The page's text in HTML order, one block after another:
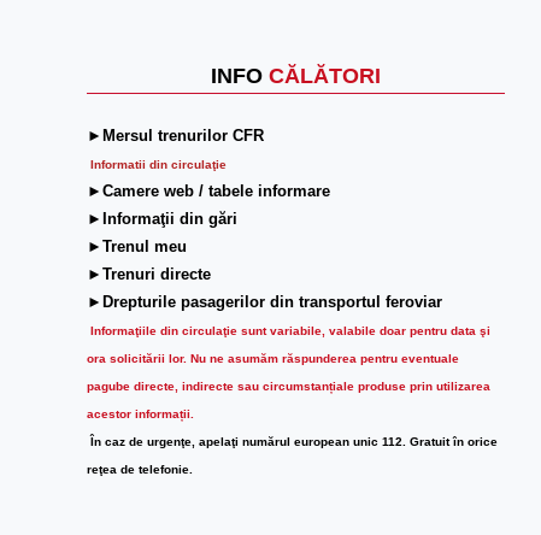
INFO CĂLĂTORI
►Mersul trenurilor CFR
Informatii din circulaţie
►Camere web / tabele informare
►Informaţii din gări
►Trenul meu
►Trenuri directe
►Drepturile pasagerilor din transportul feroviar
Informaţiile din circulaţie sunt variabile, valabile doar pentru data şi
ora solicitării lor. Nu ne asumăm răspunderea pentru eventuale
pagube directe, indirecte sau circumstanțiale produse prin utilizarea
acestor informații.
În caz de urgenţe, apelaţi numărul european unic 112. Gratuit în orice
reţea de telefonie.